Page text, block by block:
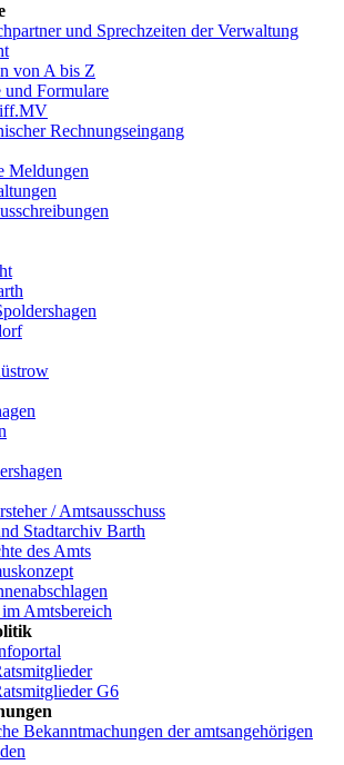
und Sprechzeiten der Verwaltung
von A bis Z
und Formulare
Rechnungseingang
Meldungen
/ Amtsausschuss
Stadtarchiv Barth
des Amts
Amtsbereich
G6
Bekanntmachungen der amtsangehörigen